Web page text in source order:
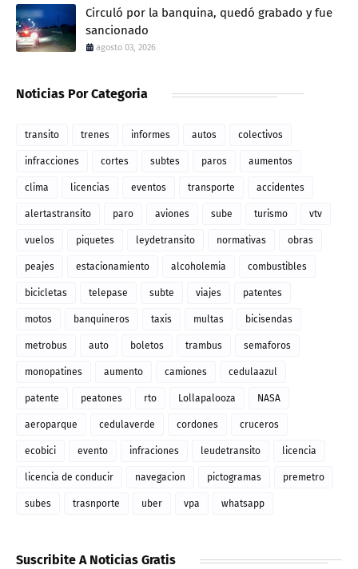
Circuló por la banquina, quedó grabado y fue
sancionado
agosto 03, 2026
Noticias Por Categoria
transito trenes informes autos colectivos
infracciones cortes subtes paros aumentos
clima licencias eventos transporte accidentes
alertastransito paro aviones sube turismo vtv
vuelos piquetes leydetransito normativas obras
peajes estacionamiento alcoholemia combustibles
bicicletas telepase subte viajes patentes
motos banquineros taxis multas bicisendas
metrobus auto boletos trambus semaforos
monopatines aumento camiones cedulaazul
patente peatones rto Lollapalooza NASA
aeroparque cedulaverde cordones cruceros
ecobici evento infraciones leudetransito licencia
licencia de conducir navegacion pictogramas premetro
subes trasnporte uber vpa whatsapp
Suscribite A Noticias Gratis